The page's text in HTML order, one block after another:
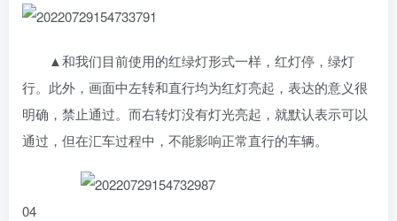
▲和我们目前使用的红绿灯形式一样，红灯停，绿灯
行。此外，画面中左转和直行均为红灯亮起，表达的意义很
明确，禁止通过。而右转灯没有灯光亮起，就默认表示可以
通过，但在汇车过程中，不能影响正常直行的车辆。
04